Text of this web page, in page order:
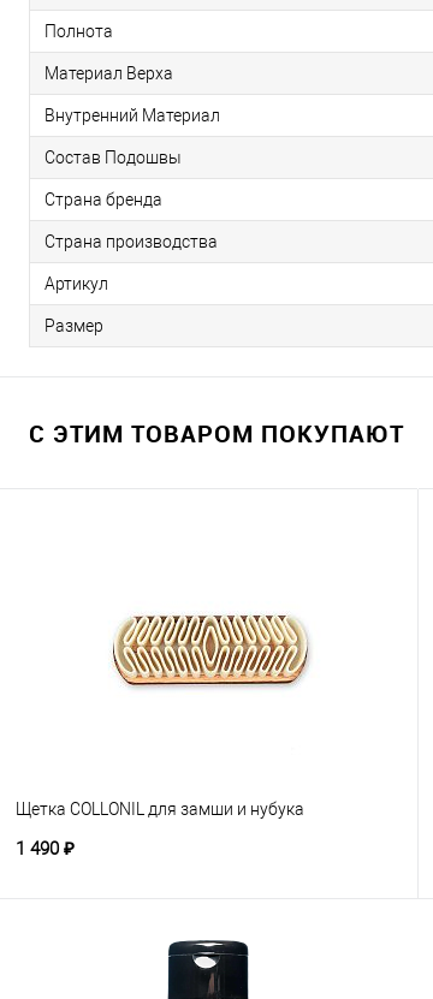
Полнота
Материал Верха
Внутренний Материал
Состав Подошвы
Страна бренда
Страна производства
Артикул
Размер
С ЭТИМ ТОВАРОМ ПОКУПАЮТ
Щетка COLLONIL для замши и нубука
1 490 ₽